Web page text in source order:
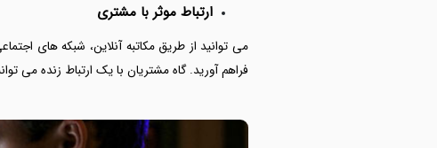
ارتباط موثر با مشتری
می توانید از طریق مکاتبه آنلاین، شبکه های
فراهم آورید. گاه مشتریان با یک ارتباط زنده می